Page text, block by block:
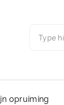
Type
opruiming